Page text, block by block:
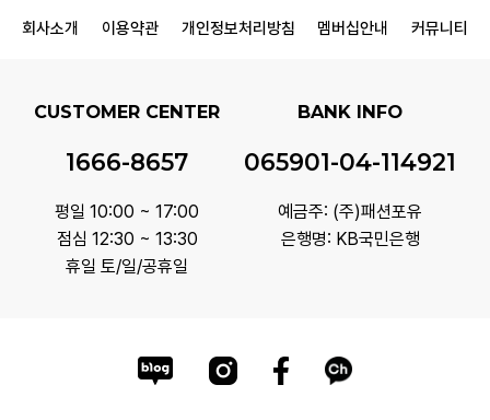
회사소개 이용약관 개인정보처리방침 멤버십안내 커뮤니티
CUSTOMER CENTER
1666-8657
평일 10:00 ~ 17:00
점심 12:30 ~ 13:30
휴일 토/일/공휴일
BANK INFO
065901-04-114921
예금주: (주)패션포유
은행명: KB국민은행